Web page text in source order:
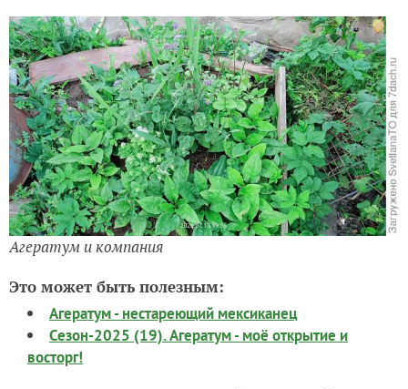
Агератум и компания
Это может быть полезным:
Агератум - нестареющий мексиканец
Сезон-2025 (19). Агератум - моё открытие и
восторг!